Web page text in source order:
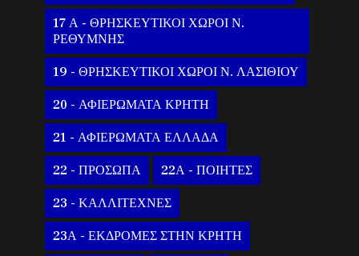
17 Α - ΘΡΗΣΚΕΥΤΙΚΟΙ ΧΩΡΟΙ Ν.
ΡΕΘΥΜΝΗΣ
19 - ΘΡΗΣΚΕΥΤΙΚΟΙ ΧΩΡΟΙ Ν. ΛΑΣΙΘΙΟΥ
20 - ΑΦΙΕΡΩΜΑΤΑ ΚΡΗΤΗ
21 - ΑΦΙΕΡΩΜΑΤΑ ΕΛΛΑΔΑ
22 - ΠΡΟΣΩΠΑ 22Α - ΠΟΙΗΤΕΣ
23 - ΚΑΛΛΙΤΕΧΝΕΣ
23Α - ΕΚΔΡΟΜΕΣ ΣΤΗΝ ΚΡΗΤΗ